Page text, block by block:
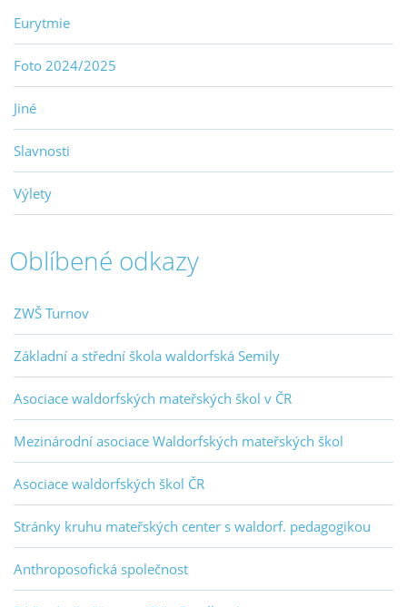
Eurytmie
Foto 2024/2025
Jiné
Slavnosti
Výlety
Oblíbené odkazy
ZWŠ Turnov
Základní a střední škola waldorfská Semily
Asociace waldorfských mateřských škol v ČR
Mezinárodní asociace Waldorfských mateřských škol
Asociace waldorfských škol ČR
Stránky kruhu mateřských center s waldorf. pedagogikou
Anthroposofická společnost